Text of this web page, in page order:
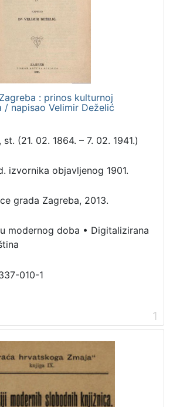
doba
baština
: prinos kulturnoj
/ napisao Velimir Deželić
(21. 02. 1864. – 7. 02. 1941.)
izvornika objavljenog 1901.
grada Zagreba, 2013.
modernog doba • Digitalizirana
010-1
1